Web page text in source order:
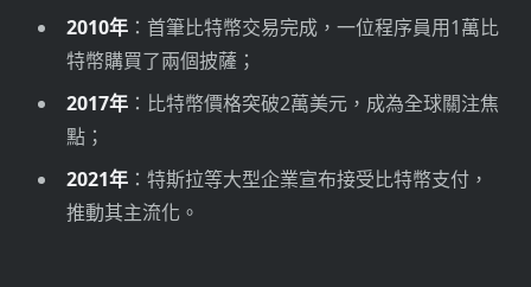
2010年 ：首筆比特幣交易完成，一位程序員用1萬比
特幣購買了兩個披薩；
2017年 ：比特幣價格突破2萬美元，成為全球關注焦
點；
2021年 ：特斯拉等大型企業宣布接受比特幣支付，
推動其主流化。